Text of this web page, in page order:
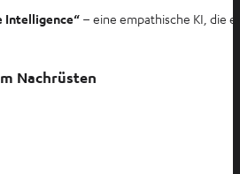
Intelligence“ – eine empathische KI, die
Nachrüsten